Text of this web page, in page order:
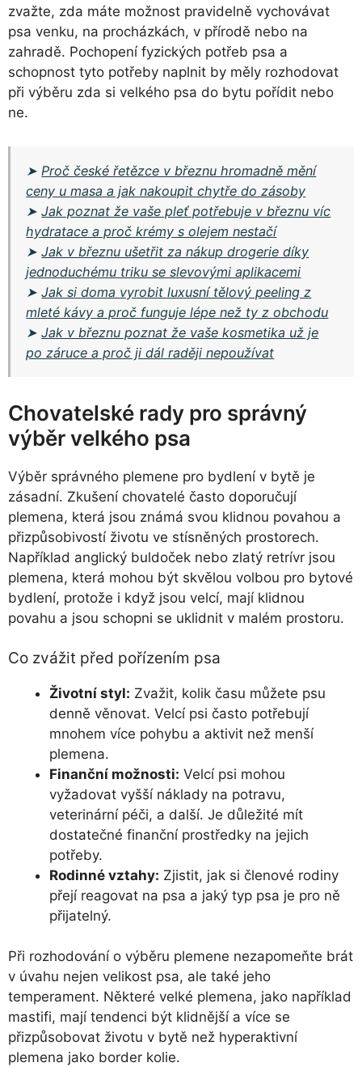
zvažte, zda máte možnost pravidelně vychovávat
psa venku, na procházkách, v přírodě nebo na
zahradě. Pochopení fyzických potřeb psa a
schopnost tyto potřeby naplnit by měly rozhodovat
při výběru zda si velkého psa do bytu pořídit nebo
ne.
➤ Proč české řetězce v březnu hromadně mění
ceny u masa a jak nakoupit chytře do zásoby
➤Jak poznat že vaše pleť potřebuje v březnu víc
hydratace a proč krémy s olejem nestačí
➤Jak v březnu ušetřit za nákup drogerie díky
jednoduchému triku se slevovými aplikacemi
➤Jak si doma vyrobit luxusní tělový peeling z
mleté kávy a proč funguje lépe než ty z obchodu
➤Jak v březnu poznat že vaše kosmetika už je
po záruce a proč ji dál raději nepoužívat
Chovatelské rady pro správný
výběr velkého psa
Výběr správného plemene pro bydlení v bytě je
zásadní. Zkušení chovatelé často doporučují
plemena, která jsou známá svou klidnou povahou a
přizpůsobivostí životu ve stísněných prostorech.
Například anglický buldoček nebo zlatý retrívr jsou
plemena, která mohou být skvělou volbou pro bytové
bydlení, protože i když jsou velcí, mají klidnou
povahu a jsou schopni se uklidnit v malém prostoru.
Co zvážit před pořízením psa
Životní styl: Zvažit, kolik času můžete psu
denně věnovat. Velcí psi často potřebují
mnohem více pohybu a aktivit než menší
plemena.
Finanční možnosti: Velcí psi mohou
vyžadovat vyšší náklady na potravu,
veterinární péči, a další. Je důležité mít
dostatečné finanční prostředky na jejich
potřeby.
Rodinné vztahy: Zjistit, jak si členové rodiny
přejí reagovat na psa a jaký typ psa je pro ně
přijatelný.
Při rozhodování o výběru plemene nezapomeňte brát
v úvahu nejen velikost psa, ale také jeho
temperament. Některé velké plemena, jako například
mastifi, mají tendenci být klidnější a více se
přizpůsobovat životu v bytě než hyperaktivní
plemena jako border kolie.